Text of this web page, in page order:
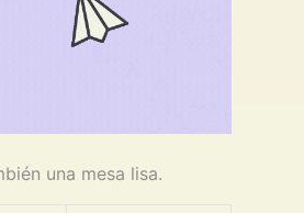
una mesa lisa.